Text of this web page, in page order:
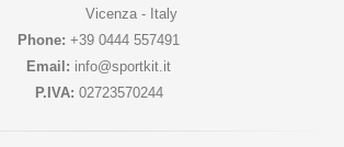
Vicenza - Italy
Phone: +39 0444 557491
Email: info@sportkit.it
P.IVA: 02723570244